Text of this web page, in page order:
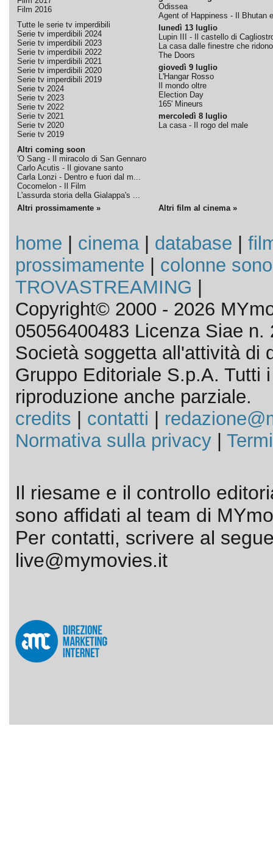
Film 2016
Tutte le serie tv imperdibili
Serie tv imperdibili 2024
Serie tv imperdibili 2023
Serie tv imperdibili 2022
Serie tv imperdibili 2021
Serie tv imperdibili 2020
Serie tv imperdibili 2019
Serie tv 2024
Serie tv 2023
Serie tv 2022
Serie tv 2021
Serie tv 2020
Serie tv 2019
Altri coming soon
'O Sang - Il miracolo di San Gennaro
Carlo Acutis - Il giovane santo
Carla Lonzi - Dentro e fuori dal m...
Cocomelon - Il Film
L'assurda storia della Gialappa's ...
Odissea
Agent of Happiness - Il Bhutan
lunedì 13 luglio
Lupin III - Il castello di
La casa dalle finestre che ridono
The Doors
giovedì 9 luglio
L'Hangar Rosso
Il mondo oltre
Election Day
165' Mineurs
mercoledì 8 luglio
La casa - Il rogo del male
Altri prossimamente » Altri film al cinema »
home cinema| database
prossimamente
colonne
TROVASTREAMING
Copyright© 2000 - 2026
05056400483 Licenza Siae n.
Società soggetta all'attività di
Gruppo Editoriale S.p.A. Tutti
riproduzione anche parziale.
credits
contatti
Normativa sulla privacy|
Il riesame e il controllo
sono affidati al team di
Per contatti, scrivere al
live@mymovies.it